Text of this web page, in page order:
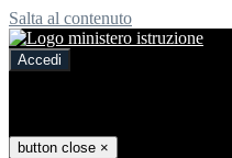
Salta al contenuto
Accedi
button close ×